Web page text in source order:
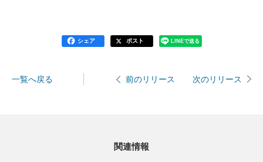
シェア ポスト LINEで送る
一覧へ戻る 前のリリース 次のリリース
関連情報